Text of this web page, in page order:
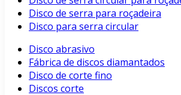
Disco de serra para roçadeira
Disco para serra circular
Disco abrasivo
Fábrica de discos diamantados
Disco de corte fino
Discos corte